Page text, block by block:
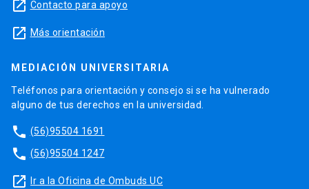
launch Contacto para apoyo
launch Más orientación
MEDIACIÓN UNIVERSITARIA
Teléfonos para orientación y consejo si se ha vulnerado
alguno de tus derechos en la universidad.
phone (56)95504 1691
phone (56)95504 1247
launch Ir a la Oficina de Ombuds UC